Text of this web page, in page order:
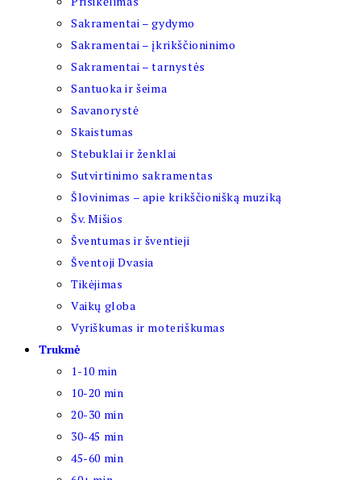
Sakramentai – gydymo
Sakramentai – įkrikščioninimo
Sakramentai – tarnystės
Santuoka ir šeima
Savanorystė
Skaistumas
Stebuklai ir ženklai
Sutvirtinimo sakramentas
Šlovinimas – apie krikščionišką muziką
Šv. Mišios
Šventumas ir šventieji
Šventoji Dvasia
Tikėjimas
Vaikų globa
Vyriškumas ir moteriškumas
Trukmė
1-10 min
10-20 min
20-30 min
30-45 min
45-60 min